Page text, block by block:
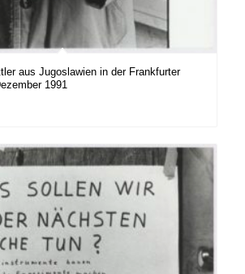
aus Jugoslawien in der Frankfurter
1991